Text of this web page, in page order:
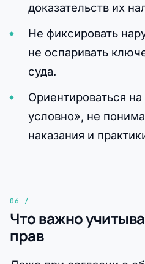
доказательств их
Не фиксировать
не оспаривать
суда.
Ориентироваться
условно», не
наказания и
Что важно
прав